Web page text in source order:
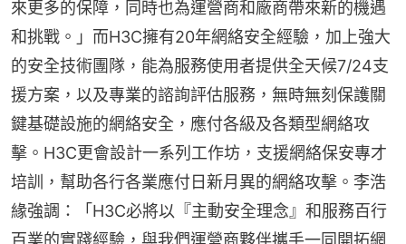
來更多的保障，同時也為運營商和廠商帶來新的機遇
和挑戰。」而H3C擁有20年網絡安全經驗，加上強大
的安全技術團隊，能為服務使用者提供全天候7/24支
援方案，以及專業的諮詢評估服務，無時無刻保護關
鍵基礎設施的網絡安全，應付各級及各類型網絡攻
擊。H3C更會設計一系列工作坊，支援網絡保安專才
培訓，幫助各行各業應付日新月異的網絡攻擊。李浩
緣強調：「H3C必將以『主動安全理念』和服務百行
百業的實踐經驗，與我們運營商夥伴攜手一同開拓網